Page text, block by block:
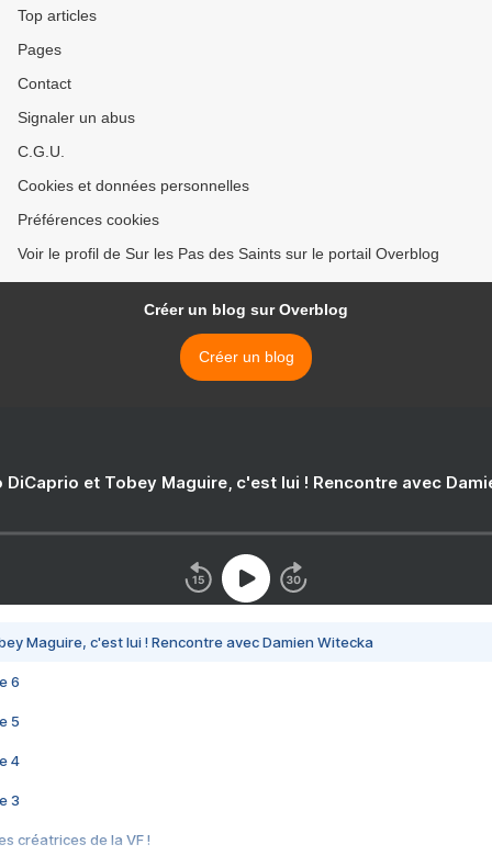
Top articles
Pages
Contact
Signaler un abus
C.G.U.
Cookies et données personnelles
Préférences cookies
Voir le profil de Sur les Pas des Saints sur le portail Overblog
Créer un blog sur Overblog
Créer un blog
DiCaprio et Tobey Maguire, c'est lui ! Rencontre avec
Maguire, c'est lui ! Rencontre avec Damien Witecka
6
5
4
3
créatrices de la VF !